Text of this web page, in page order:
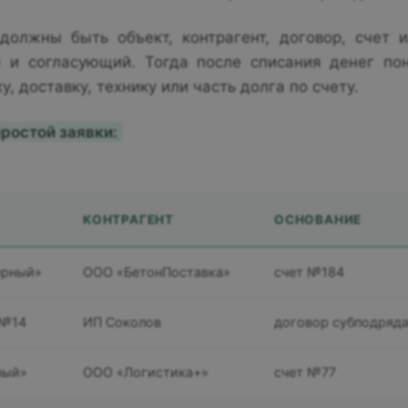
быть объект, контрагент, договор, счет
и согласующий. Тогда после списания денег
доставку, технику или часть долга по счету.
заявки:
КОНТРАГЕНТ ОСНОВАНИЕ
ООО «БетонПоставка» счет №184
ИП Соколов договор субподряда
ООО «Логистика+» счет №77